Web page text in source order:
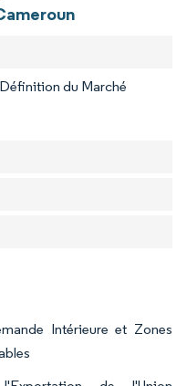
du Marché
Intérieure et Zones